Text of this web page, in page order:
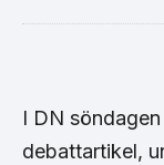
I DN
debattartikel,